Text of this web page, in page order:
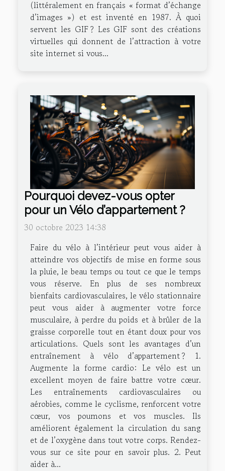
(littéralement en français « format d’échange
d’images ») et est inventé en 1987. À quoi
servent les GIF ? Les GIF sont des créations
virtuelles qui donnent de l’attraction à votre
site internet si vous...
Pourquoi devez-vous opter
pour un Vélo d’appartement ?
30 octobre 2023 14:38
Faire du vélo à l’intérieur peut vous aider à
atteindre vos objectifs de mise en forme sous
la pluie, le beau temps ou tout ce que le temps
vous réserve. En plus de ses nombreux
bienfaits cardiovasculaires, le vélo stationnaire
peut vous aider à augmenter votre force
musculaire, à perdre du poids et à brûler de la
graisse corporelle tout en étant doux pour vos
articulations. Quels sont les avantages d’un
entraînement à vélo d’appartement ? 1.
Augmente la forme cardio: Le vélo est un
excellent moyen de faire battre votre cœur.
Les entraînements cardiovasculaires ou
aérobies, comme le cyclisme, renforcent votre
cœur, vos poumons et vos muscles. Ils
améliorent également la circulation du sang
et de l’oxygène dans tout votre corps. Rendez-
vous sur ce site pour en savoir plus. 2. Peut
aider à...